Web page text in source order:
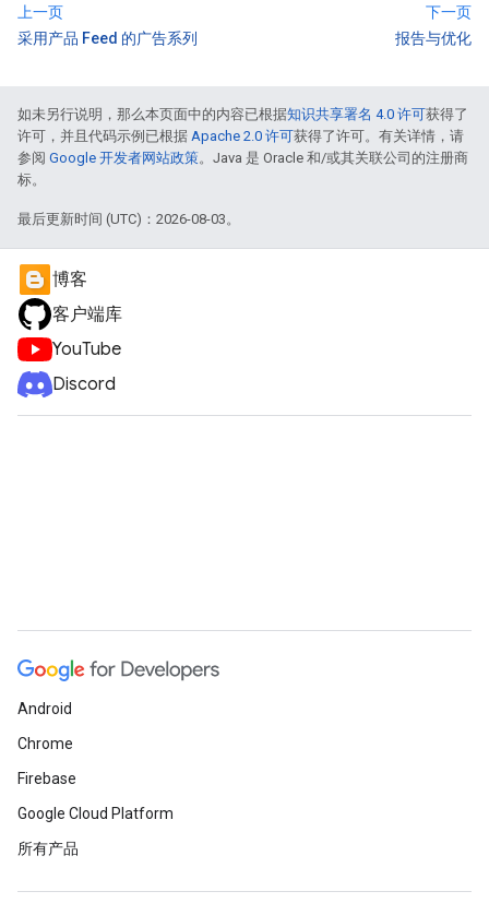
上一页
采用产品 Feed 的广告系列
下一页
报告与优化
如未另行说明，那么本页面中的内容已根据知识共享署名 4.0 许可获得了
许可，并且代码示例已根据 Apache 2.0 许可获得了许可。有关详情，请
参阅 Google 开发者网站政策。Java 是 Oracle 和/或其关联公司的注册商
标。
最后更新时间 (UTC)：2026-08-03。
博客
客户端库
YouTube
Discord
Android
Chrome
Firebase
Google Cloud Platform
所有产品